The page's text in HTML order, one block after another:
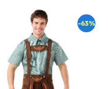
-63%